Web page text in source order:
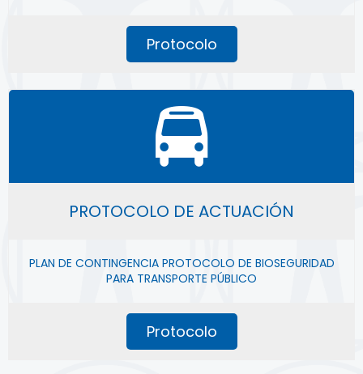
Protocolo
PROTOCOLO DE ACTUACIÓN
PLAN DE CONTINGENCIA PROTOCOLO DE BIOSEGURIDAD
PARA TRANSPORTE PÚBLICO
Protocolo